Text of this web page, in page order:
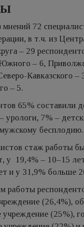
72
в т.ч. из
– 29
– 6,
Кавказского –
– 5.
65% составили
урологи, 7% –
бесплодию.
стаж работы
у 19,4% – 10–15
и у 31,9% больше
работы
(26,4%),
учреждение (25%),